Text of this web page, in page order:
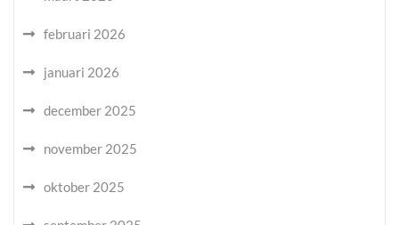
februari 2026
januari 2026
december 2025
november 2025
oktober 2025